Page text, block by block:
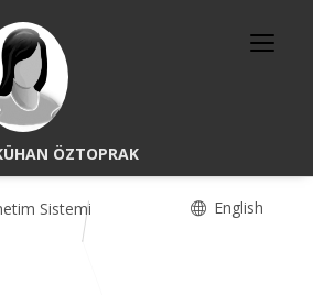
ÖZTOPRAK
Sistemi English